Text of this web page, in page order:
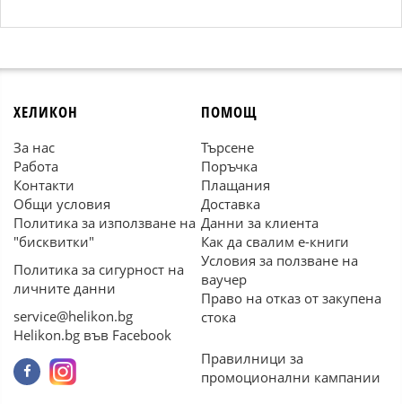
ХЕЛИКОН
За нас
Работа
Контакти
Общи условия
Политика за използване на
"бисквитки"
Политика за сигурност на
личните данни
service@helikon.bg
Helikon.bg във Facebook
ПОМОЩ
Търсене
Поръчка
Плащания
Доставка
Данни за клиента
Как да свалим е-книги
Условия за ползване на
ваучер
Право на отказ от закупена
стока
Правилници за
промоционални кампании